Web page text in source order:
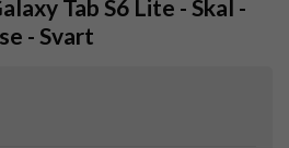
Tab S6 Lite - Skal -
- Svart